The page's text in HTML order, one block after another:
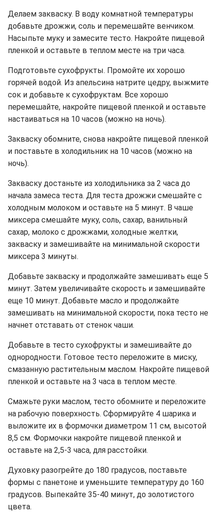
Делаем закваску. В воду комнатной температуры
добавьте дрожжи, соль и перемешайте венчиком.
Насыпьте муку и замесите тесто. Накройте пищевой
пленкой и оставьте в теплом месте на три часа.
Подготовьте сухофрукты. Промойте их хорошо
горячей водой. Из апельсина натрите цедру, выжмите
сок и добавьте к сухофруктам. Все хорошо
перемешайте, накройте пищевой пленкой и оставьте
настаиваться на 10 часов (можно на ночь).
Закваску обомните, снова накройте пищевой пленкой
и поставьте в холодильник на 10 часов (можно на
ночь).
Закваску достаньте из холодильника за 2 часа до
начала замеса теста. Для теста дрожжи смешайте с
холодным молоком и оставьте на 5 минут. В чаше
миксера смешайте муку, соль, сахар, ванильный
сахар, молоко с дрожжами, холодные желтки,
закваску и замешивайте на минимальной скорости
миксера 3 минуты.
Добавьте закваску и продолжайте замешивать еще 5
минут. Затем увеличивайте скорость и замешивайте
еще 10 минут. Добавьте масло и продолжайте
замешивать на минимальной скорости, пока тесто не
начнет отставать от стенок чаши.
Добавьте в тесто сухофрукты и замешивайте до
однородности. Готовое тесто переложите в миску,
смазанную растительным маслом. Накройте пищевой
пленкой и оставьте на 3 часа в теплом месте.
Смажьте руки маслом, тесто обомните и переложите
на рабочую поверхность. Сформируйте 4 шарика и
выложите их в формочки диаметром 11 см, высотой
8,5 см. Формочки накройте пищевой пленкой и
оставьте на 2,5-3 часа, для расстойки.
Духовку разогрейте до 180 градусов, поставьте
формы с панетоне и уменьшите температуру до 160
градусов. Выпекайте 35-40 минут, до золотистого
цвета.